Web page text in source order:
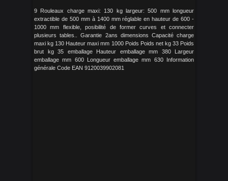
9 Rouleaux charge maxi: 130 kg largeur: 500 mm longueur
extractible de 500 mm à 1400 mm réglable en hauteur de 600 -
1000 mm flexible, posibilité de former curves et connecter
plusieurs tables.. Garantie 2ans dimensions Capacité charge
maxi kg 130 Hauteur maxi mm 1000 Poids Poids net kg 33 Poids
brut kg 35 emballage Hauteur emballage mm 380 Largeur
emballage mm 600 Longueur emballage mm 630 Information
générale Code EAN 9120039902081